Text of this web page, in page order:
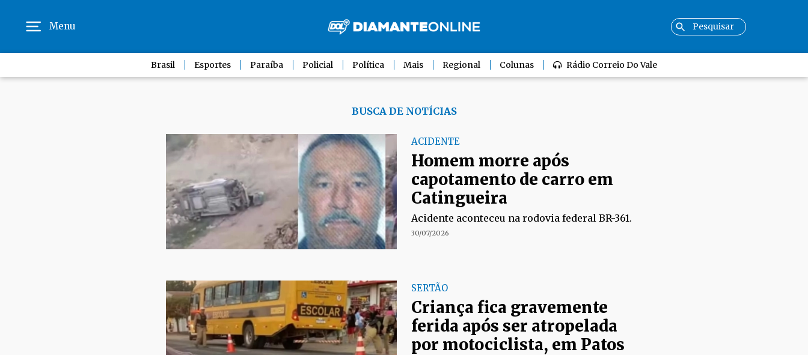
Menu
Brasil Esportes Paraíba Policial Política Mais Regional Colunas Rádio Correio Do Vale
BUSCA DE NOTÍCIAS
ACIDENTE
Homem morre após
capotamento de carro em
Catingueira
Acidente aconteceu na rodovia federal BR-361.
30/07/2026
SERTÃO
Criança fica gravemente
ferida após ser atropelada
por motociclista, em Patos